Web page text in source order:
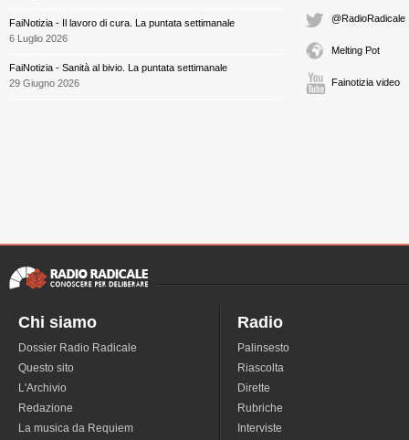
FaiNotizia - Il lavoro di cura. La puntata settimanale
6 Luglio 2026
FaiNotizia - Sanità al bivio. La puntata settimanale
29 Giugno 2026
@RadioRadicale
Melting Pot
Fainotizia video
Chi siamo
Dossier Radio Radicale
Questo sito
L'Archivio
Redazione
La musica da Requiem
Radio
Palinsesto
Riascolta
Dirette
Rubriche
Interviste